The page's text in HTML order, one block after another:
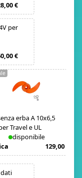
€
per
€
erba A 10x6,5
Travel e UL
disponibile
129,00 €